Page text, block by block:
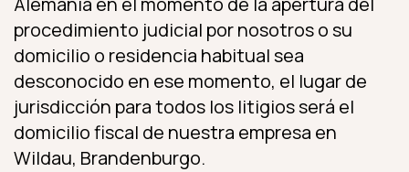
procedimiento judicial por nosotros o su
domicilio o residencia habitual sea
desconocido en ese momento, el lugar de
jurisdicción para todos los litigios será el
domicilio fiscal de nuestra empresa en
Wildau, Brandenburgo.